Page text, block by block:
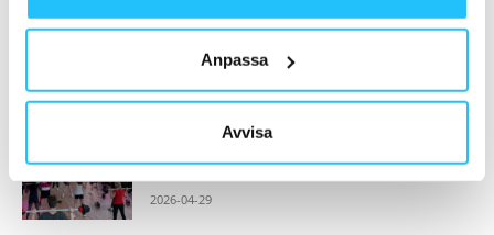
Anpassa
Avvisa
Sweaty Business Podcast: WeightTrainer –
med Andreas Stenberg och Oscar Jansson
2025-02-19
2026-04-29